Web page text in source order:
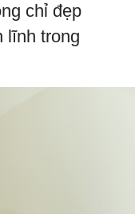
chỉ đẹp
lĩnh trong